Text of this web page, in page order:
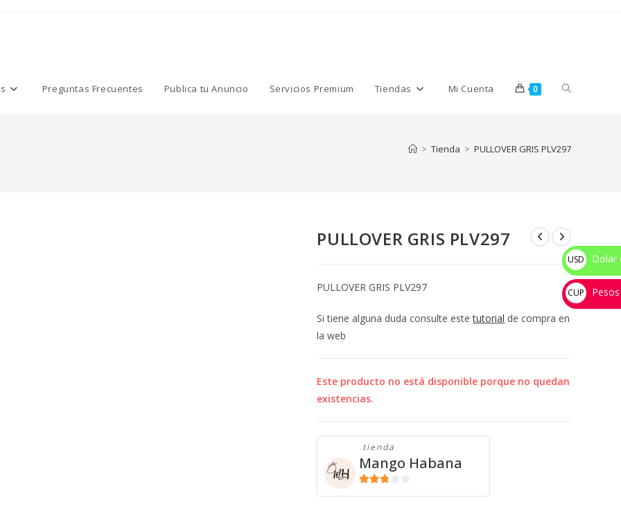
Preguntas Frecuentes Publica tu Anuncio Servicios Premium Tiendas Mi Cuenta 0 Alternar
la
web
> Tienda > PULLOVER GRIS PLV297
PULLOVER GRIS PLV297
PULLOVER GRIS PLV297
Si tiene alguna duda consulte estetutorial de compra en
la web
Este producto no está disponible porque no quedan
existencias.
tienda
Mango Habana
USD
$
Dolar
CUP
💰
Pesos